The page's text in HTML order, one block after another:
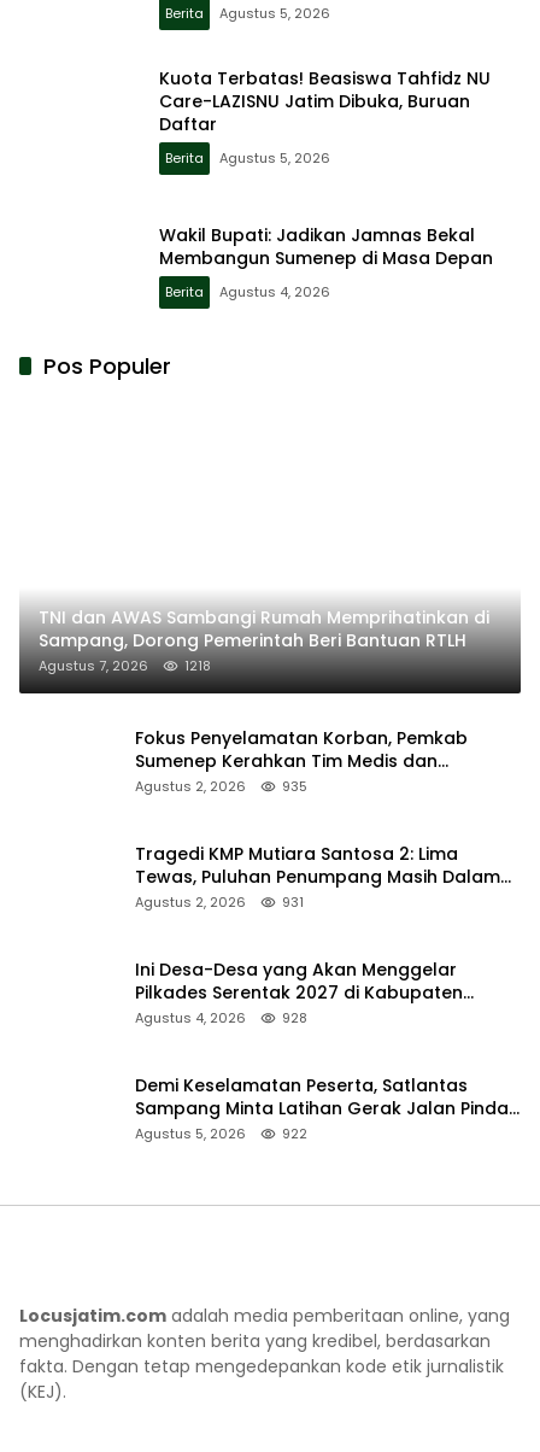
Berita Agustus 5, 2026
Kuota Terbatas! Beasiswa Tahfidz NU
Care-LAZISNU Jatim Dibuka, Buruan
Daftar
Berita Agustus 5, 2026
Wakil Bupati: Jadikan Jamnas Bekal
Membangun Sumenep di Masa Depan
Berita Agustus 4, 2026
Pos Populer
TNI dan AWAS Sambangi Rumah Memprihatinkan di
Sampang, Dorong Pemerintah Beri Bantuan RTLH
Agustus 7, 2026 1218
Fokus Penyelamatan Korban, Pemkab
Sumenep Kerahkan Tim Medis dan
Ambulans ke Pelabuhan Kalianget
Agustus 2, 2026 935
Tragedi KMP Mutiara Santosa 2: Lima
Tewas, Puluhan Penumpang Masih Dalam
Pencarian
Agustus 2, 2026 931
Ini Desa-Desa yang Akan Menggelar
Pilkades Serentak 2027 di Kabupaten
Sumenep
Agustus 4, 2026 928
Demi Keselamatan Peserta, Satlantas
Sampang Minta Latihan Gerak Jalan Pindah
ke Lokasi Aman
Agustus 5, 2026 922
Locusjatim.com adalah media pemberitaan online, yang
menghadirkan konten berita yang kredibel, berdasarkan
fakta. Dengan tetap mengedepankan kode etik jurnalistik
(KEJ).